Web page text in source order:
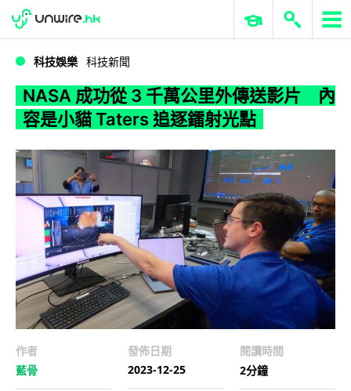
WWDC 2026 ERP 與商業 AI
科技娛樂 科技新聞
NASA 成功從 3 千萬公里外傳送影片 內
容是小貓 Taters 追逐鐳射光點
作者
藍骨
發佈日期
2023-12-25
閱讀時間
2分鐘